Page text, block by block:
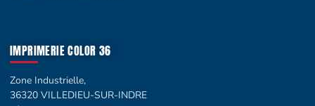
IMPRIMERIE COLOR 36
Zone Industrielle,
36320 VILLEDIEU-SUR-INDRE